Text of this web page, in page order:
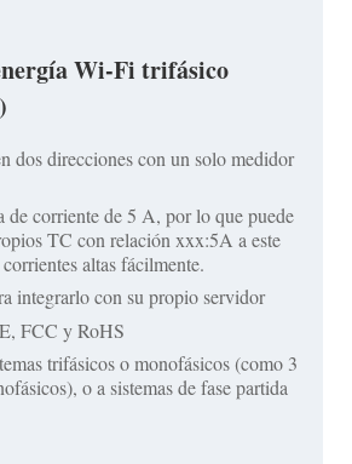
Wi-Fi trifásico
dos direcciones con un solo medidor
de corriente de 5 A, por lo que puede
TC con relación xxx:5A a este
altas fácilmente.
integrarlo con su propio servidor
FCC y RoHS
trifásicos o monofásicos (como 3
o a sistemas de fase partida